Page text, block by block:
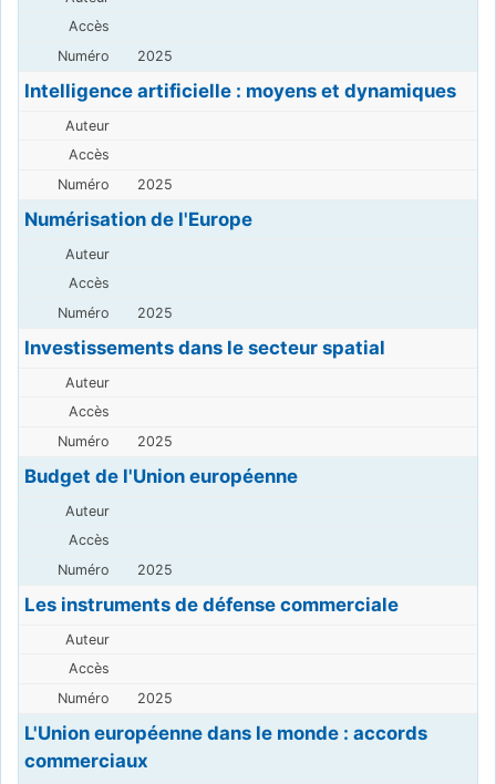
2025
Intelligence artificielle : moyens et dynamiques
2025
Numérisation de l'Europe
2025
Investissements dans le secteur spatial
2025
Budget de l'Union européenne
2025
Les instruments de défense commerciale
2025
L'Union européenne dans le monde : accords
commerciaux